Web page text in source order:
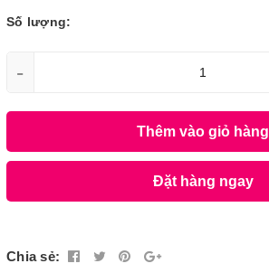
Số lượng:
-
Thêm vào giỏ hàng
Đặt hàng ngay
Chia sẻ: